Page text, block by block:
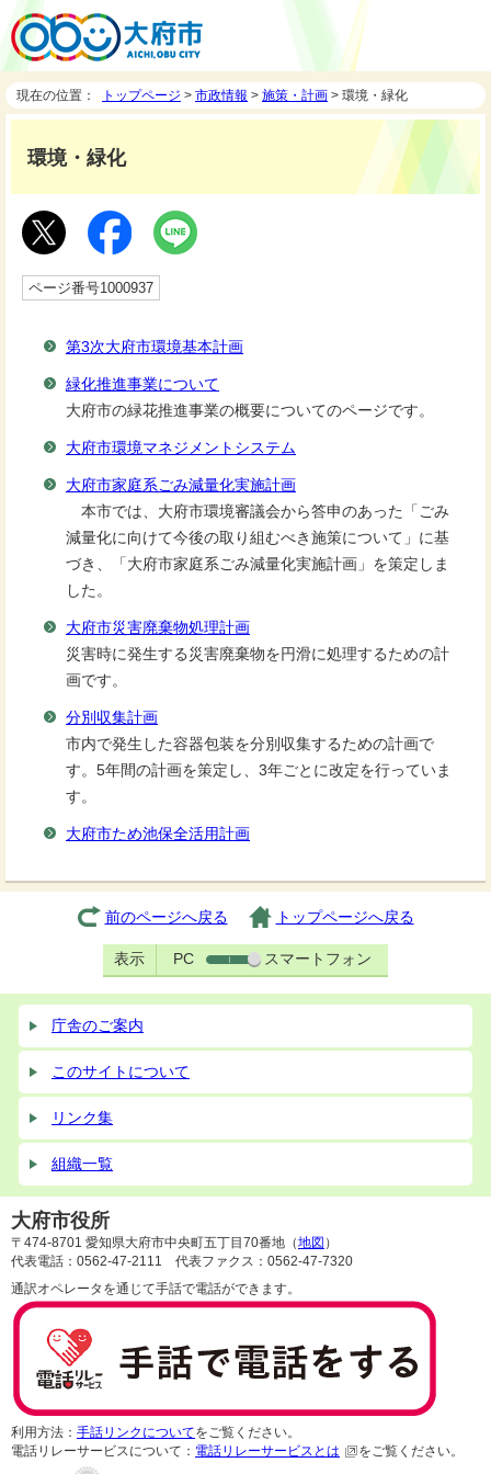
現在の位置： トップページ > 市政情報 > 施策・計画 > 環境・緑化
環境・緑化
ページ番号1000937
第3次大府市環境基本計画
緑化推進事業について
大府市の緑花推進事業の概要についてのページです。
大府市環境マネジメントシステム
大府市家庭系ごみ減量化実施計画
本市では、大府市環境審議会から答申のあった「ごみ
減量化に向けて今後の取り組むべき施策について」に基
づき、「大府市家庭系ごみ減量化実施計画」を策定しま
した。
大府市災害廃棄物処理計画
災害時に発生する災害廃棄物を円滑に処理するための計
画です。
分別収集計画
市内で発生した容器包装を分別収集するための計画で
す。5年間の計画を策定し、3年ごとに改定を行っていま
す。
大府市ため池保全活用計画
前のページへ戻る トップページへ戻る
表示 PC スマートフォン
庁舎のご案内
このサイトについて
リンク集
組織一覧
大府市役所
〒474-8701 愛知県大府市中央町五丁目70番地（地図 ）
代表電話：0562-47-2111 代表ファクス：0562-47-7320
通訳オペレータを通じて手話で電話ができます。
利用方法： 手話リンクについてをご覧ください。
電話リレーサービスについて： 電話リレーサービスとは をご覧ください。